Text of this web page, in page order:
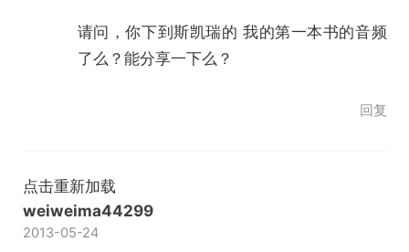
请问，你下到斯凯瑞的 我的第一本书的音频
了么？能分享一下么？
回复
点击重新加载
weiweima44299
2013-05-24